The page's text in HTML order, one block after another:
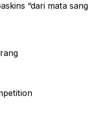
“dari mata sang